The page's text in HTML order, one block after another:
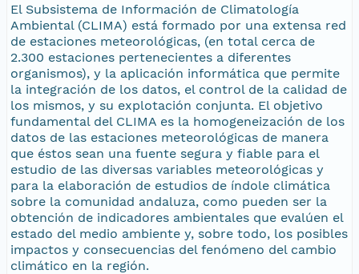
El Subsistema de Información de Climatología
Ambiental (CLIMA) está formado por una extensa red
de estaciones meteorológicas, (en total cerca de
2.300 estaciones pertenecientes a diferentes
organismos), y la aplicación informática que permite
la integración de los datos, el control de la calidad de
los mismos, y su explotación conjunta. El objetivo
fundamental del CLIMA es la homogeneización de los
datos de las estaciones meteorológicas de manera
que éstos sean una fuente segura y fiable para el
estudio de las diversas variables meteorológicas y
para la elaboración de estudios de índole climática
sobre la comunidad andaluza, como pueden ser la
obtención de indicadores ambientales que evalúen el
estado del medio ambiente y, sobre todo, los posibles
impactos y consecuencias del fenómeno del cambio
climático en la región.